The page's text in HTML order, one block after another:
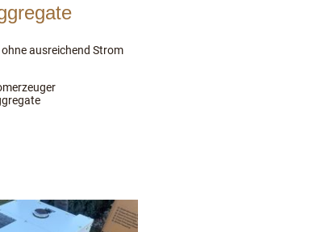
ausreichend Strom